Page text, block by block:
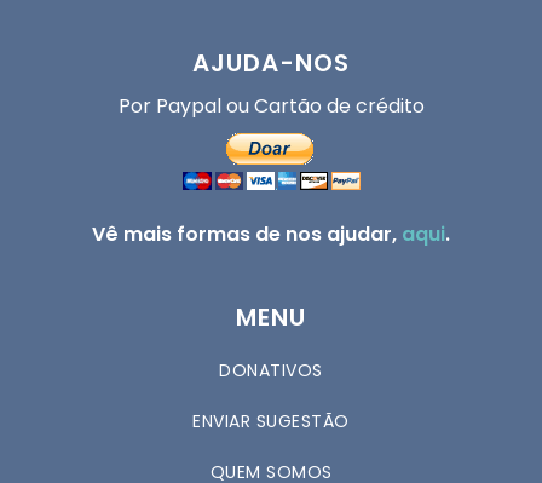
AJUDA-NOS
Por Paypal ou Cartão de crédito
Vê mais formas de nos ajudar, aqui.
MENU
DONATIVOS
ENVIAR SUGESTÃO
QUEM SOMOS